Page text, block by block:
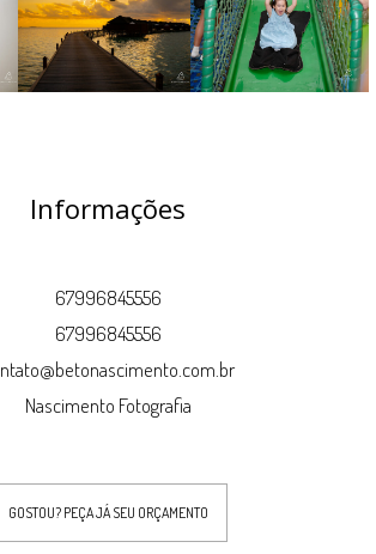
Informações
67996845556
67996845556
Nascimento Fotografia
GOSTOU? PEÇA JÁ SEU ORÇAMENTO